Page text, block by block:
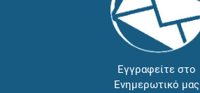
Εγγραφείτε στο
Ενημερωτικό μας